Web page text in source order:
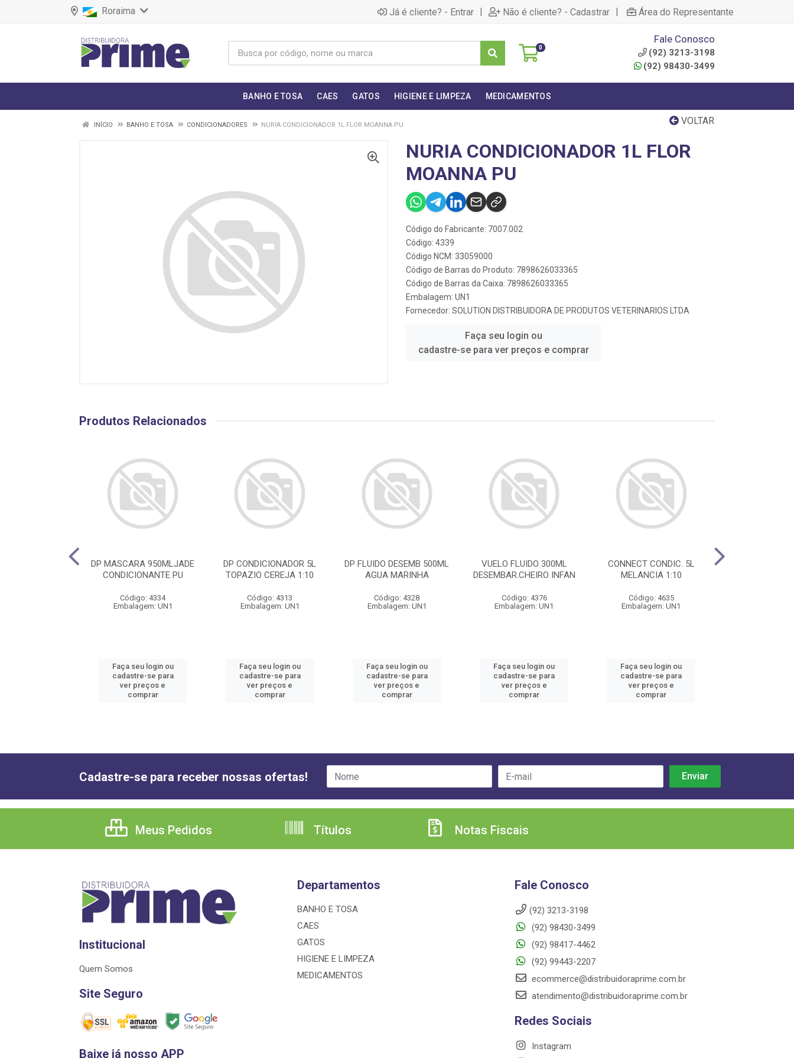
Roraima Já é cliente? - Entrar | Não é cliente? - Cadastrar | Área do Representante
0
Fale Conosco
(92) 3213-3198
(92) 98430-3499
BANHO E TOSA CAES GATOS HIGIENE E LIMPEZA MEDICAMENTOS
VOLTAR
INÍCIO BANHO E TOSA CONDICIONADORES NURIA CONDICIONADOR 1L FLOR MOANNA PU
NURIA CONDICIONADOR 1L FLOR
MOANNA PU
Código do Fabricante: 7007.002
Código: 4339
Código NCM: 33059000
Código de Barras do Produto: 7898626033365
Código de Barras da Caixa: 7898626033365
Embalagem: UN1
Fornecedor: SOLUTION DISTRIBUIDORA DE PRODUTOS VETERINARIOS LTDA
Faça seu login ou
cadastre-se para ver preços e comprar
Produtos Relacionados
DP MASCARA 950MLJADE
CONDICIONANTE PU
Código: 4334
Embalagem: UN1
Faça seu login ou
cadastre-se para
ver preços e
comprar
DP CONDICIONADOR 5L
TOPAZIO CEREJA 1:10
Código: 4313
Embalagem: UN1
Faça seu login ou
cadastre-se para
ver preços e
comprar
DP FLUIDO DESEMB 500ML
AGUA MARINHA
Código: 4328
Embalagem: UN1
Faça seu login ou
cadastre-se para
ver preços e
comprar
VUELO FLUIDO 300ML
DESEMBAR.CHEIRO INFAN
Código: 4376
Embalagem: UN1
Faça seu login ou
cadastre-se para
ver preços e
comprar
CONNECT CONDIC. 5L
MELANCIA 1:10
Código: 4635
Embalagem: UN1
Faça seu login ou
cadastre-se para
ver preços e
comprar
Cadastre-se para receber nossas ofertas!
Meus Pedidos Títulos Notas Fiscais
Institucional
Quem Somos
Site Seguro
Baixe já nosso APP
Departamentos
BANHO E TOSA
CAES
GATOS
HIGIENE E LIMPEZA
MEDICAMENTOS
Fale Conosco
(92) 3213-3198
(92) 98430-3499
(92) 98417-4462
(92) 99443-2207
ecommerce@distribuidoraprime.com.br
atendimento@distribuidoraprime.com.br
Redes Sociais
Instagram